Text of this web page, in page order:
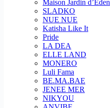
Maison Jardin d’Éden
SLADKO
NUE NUE
Katisha Like It
Pride
LA DEA
ELLE LAND
MONERO
Luli Fama
BE.MA.BAE
JENEE MER
NIKYOU